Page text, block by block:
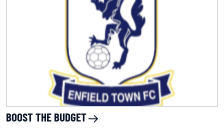
BOOST THE BUDGET